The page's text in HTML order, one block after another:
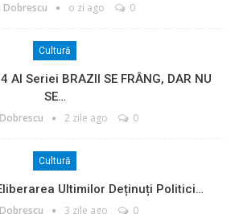
Dobrescu o zi ago 0
Cultură
Al Seriei BRAZII SE FRÂNG, DAR NU
SE…
2 zile ago 0
Cultură
Ultimilor Deținuți Politici…
3 zile ago 0